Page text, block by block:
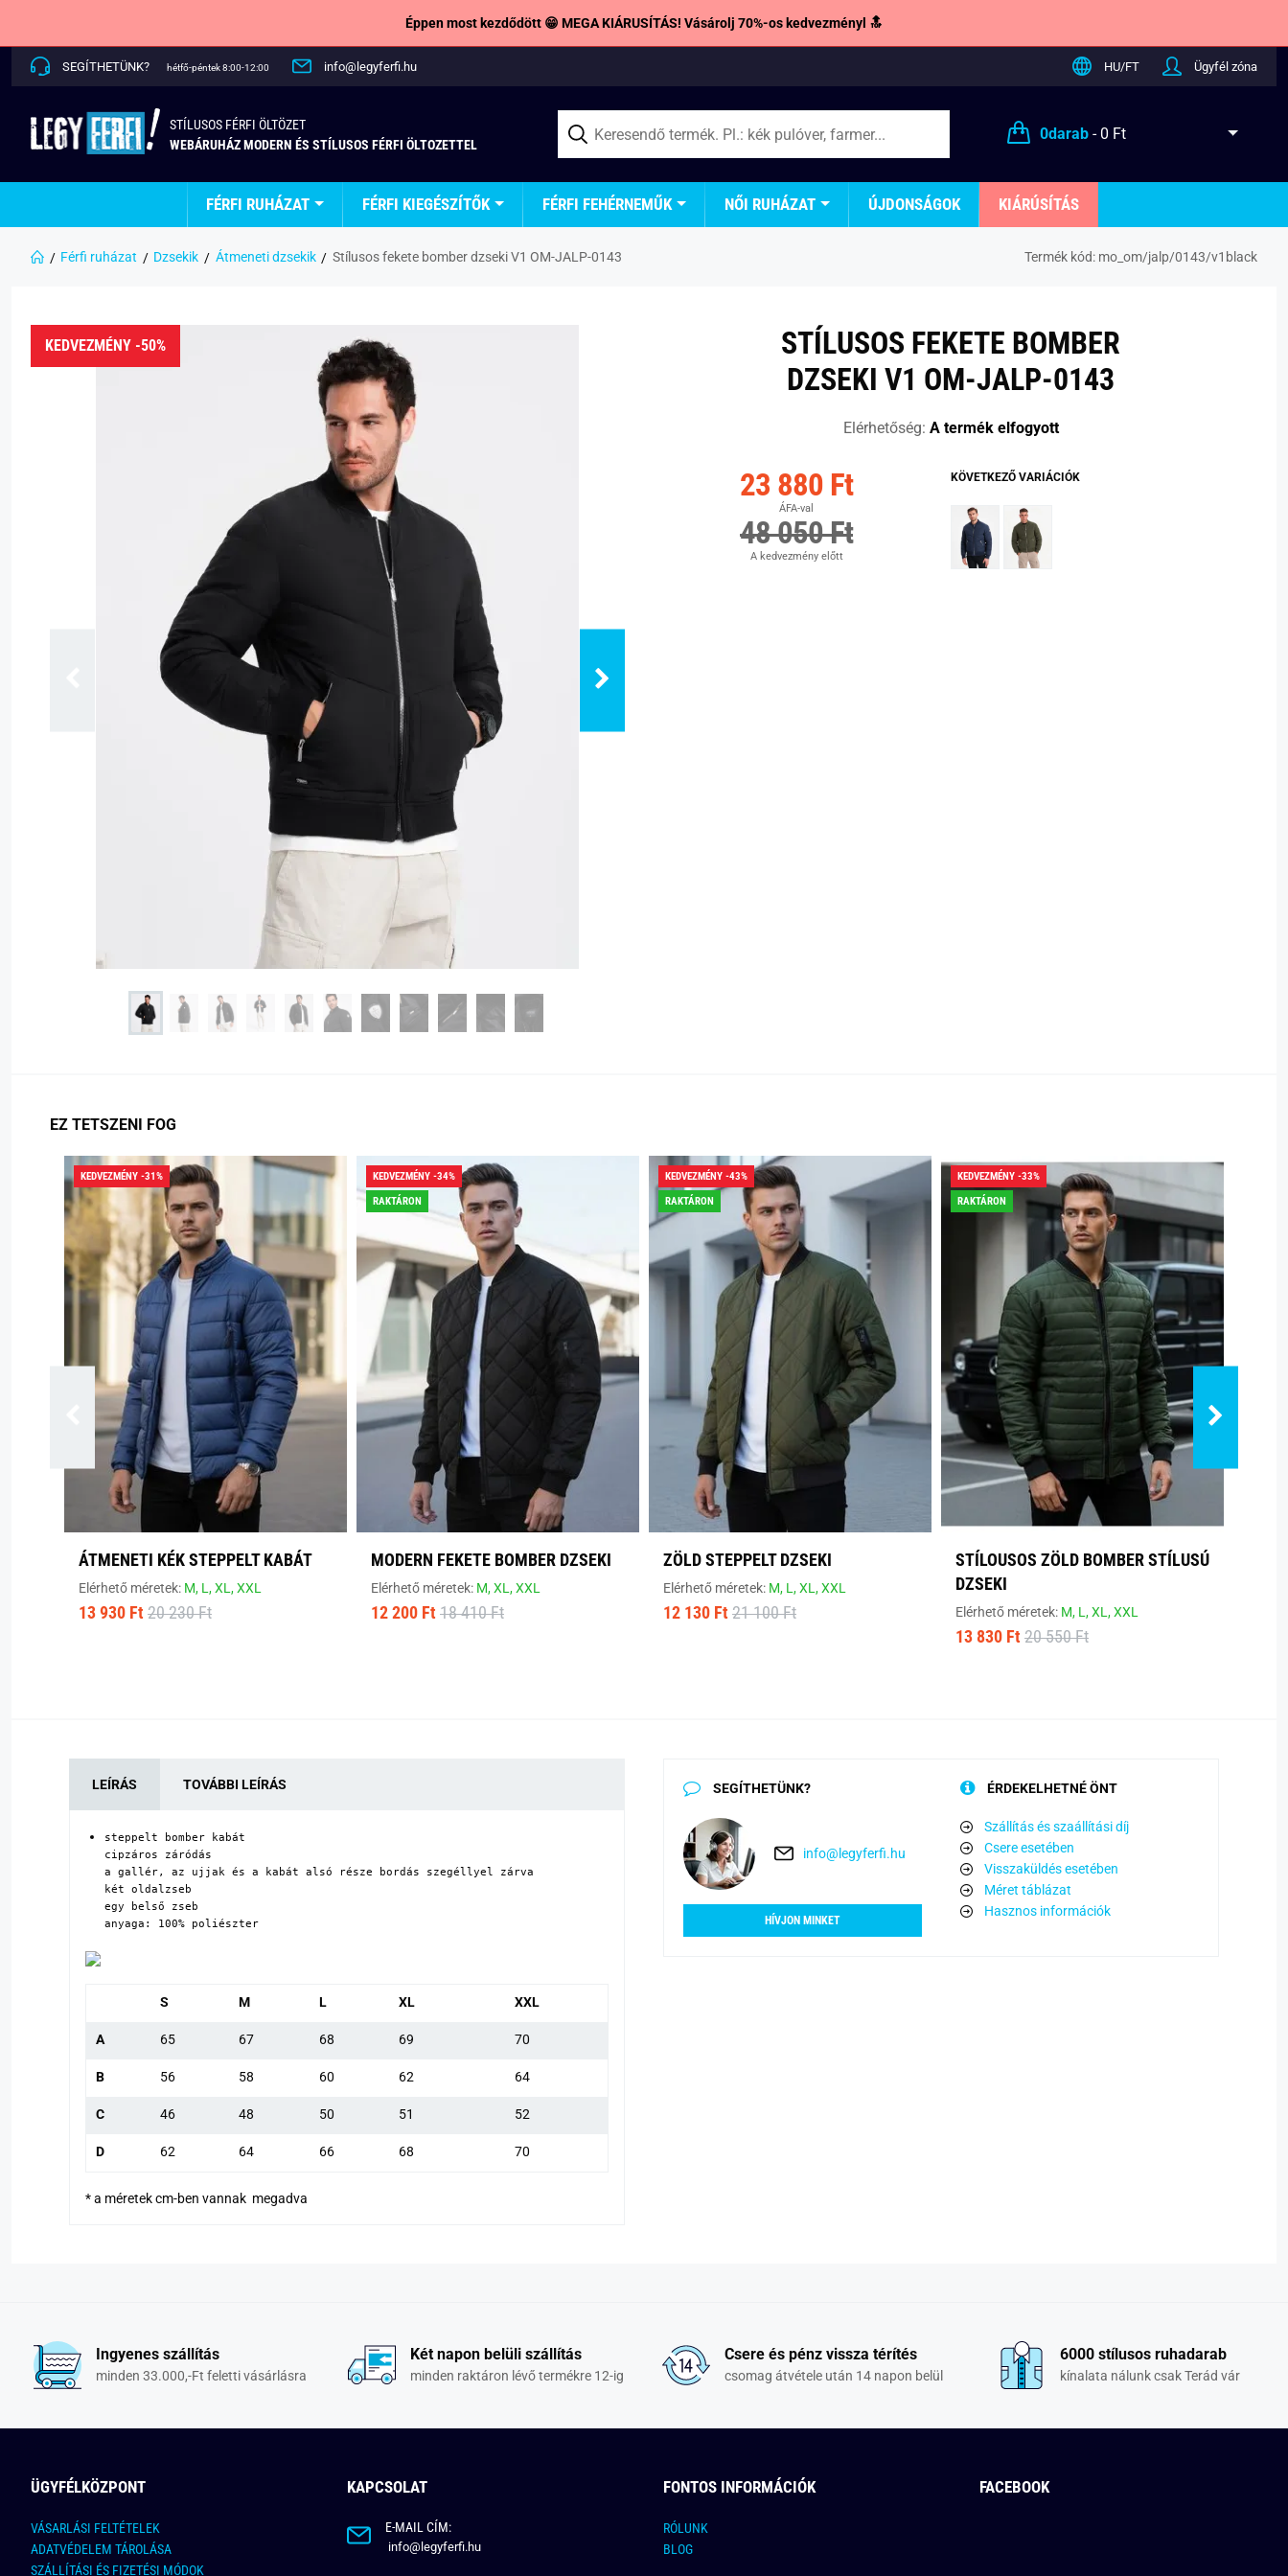
Éppen most kezdődött 😁 MEGA KIÁRUSÍTÁS! Vásárolj 70%-os kedvezményl 🔝
SEGÍTHETÜNK? hétfő-péntek 8:00-12:00 info@legyferfi.hu HU/FT Ügyfél zóna
STÍLUSOS FÉRFI ÖLTÖZET
WEBÁRUHÁZ MODERN ÉS STÍLUSOS FÉRFI ÖLTOZETTEL
0darab- 0 Ft
FÉRFI RUHÁZAT FÉRFI KIEGÉSZÍTŐK FÉRFI FEHÉRNEMŰK NŐI RUHÁZAT ÚJDONSÁGOK KIÁRÚSÍTÁS
Férfi ruházat Dzsekik Átmeneti dzsekik Stílusos fekete bomber dzseki V1 OM-JALP-0143 Termék kód: mo_om/jalp/0143/v1black
KEDVEZMÉNY -50%
STÍLUSOS FEKETE BOMBER
DZSEKI V1 OM-JALP-0143
Elérhetőség: A termék elfogyott
23 880 Ft
ÁFA-val
48 050 Ft
A kedvezmény előtt
KÖVETKEZŐ VARIÁCIÓK
EZ TETSZENI FOG
KEDVEZMÉNY -31%
ÁTMENETI KÉK STEPPELT KABÁT
Elérhető méretek: M, L,XL,XXL
13 930 Ft 20 230 Ft
KEDVEZMÉNY -34%
RAKTÁRON
MODERN FEKETE BOMBER DZSEKI
Elérhető méretek: M,XL,XXL
12 200 Ft 18 410 Ft
KEDVEZMÉNY -43%
RAKTÁRON
ZÖLD STEPPELT DZSEKI
Elérhető méretek: M, L,XL,XXL
12 130 Ft 21 100 Ft
KEDVEZMÉNY -33%
RAKTÁRON
STÍLOUSOS ZÖLD BOMBER STÍLUSÚ
DZSEKI
Elérhető méretek: M, L,XL,XXL
13 830 Ft 20 550 Ft
LEÍRÁS TOVÁBBI LEÍRÁS
steppelt bomber kabát
cipzáros záródás
a gallér, az ujjak és a kabát alsó része bordás szegéllyel zárva
két oldalzseb
egy belső zseb
anyaga: 100% poliészter
S M L XL XXL
A 65 67 68 69 70
B 56 58 60 62 64
C 46 48 50 51 52
D 62 64 66 68 70
* a méretek cm-ben vannak megadva
SEGÍTHETÜNK?
info@legyferfi.hu
HÍVJON MINKET
ÉRDEKELHETNÉ ÖNT
Szállítás és szaállítási díj
Csere esetében
Visszaküldés esetében
Méret táblázat
Hasznos információk
Ingyenes szállítás
minden 33.000,-Ft feletti vásárlásra
Két napon belüli szállítás
minden raktáron lévő termékre 12-ig
Csere és pénz vissza térítés
csomag átvétele után 14 napon belül
6000 stílusos ruhadarab
kínalata nálunk csak Terád vár
ÜGYFÉLKÖZPONT
VÁSARLÁSI FELTÉTELEK
ADATVÉDELEM TÁROLÁSA
SZÁLLÍTÁSI ÉS FIZETÉSI MÓDOK
KAPCSOLAT
E-MAIL CÍM:
info@legyferfi.hu
FONTOS INFORMÁCIÓK
RÓLUNK
BLOG
FACEBOOK